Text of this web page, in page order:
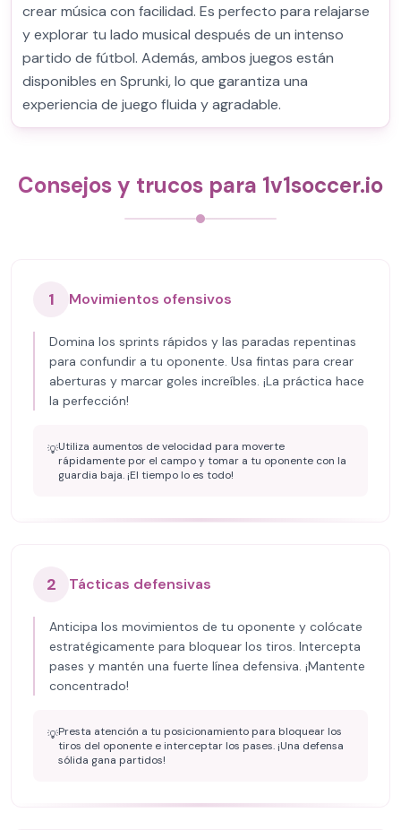
crear música con facilidad. Es perfecto para relajarse
y explorar tu lado musical después de un intenso
partido de fútbol. Además, ambos juegos están
disponibles en Sprunki, lo que garantiza una
experiencia de juego fluida y agradable.
Consejos y trucos para 1v1soccer.io
1 Movimientos ofensivos
Domina los sprints rápidos y las paradas repentinas
para confundir a tu oponente. Usa fintas para crear
aberturas y marcar goles increíbles. ¡La práctica hace
la perfección!
💡Utiliza aumentos de velocidad para moverte
rápidamente por el campo y tomar a tu oponente con la
guardia baja. ¡El tiempo lo es todo!
2 Tácticas defensivas
Anticipa los movimientos de tu oponente y colócate
estratégicamente para bloquear los tiros. Intercepta
pases y mantén una fuerte línea defensiva. ¡Mantente
concentrado!
💡Presta atención a tu posicionamiento para bloquear los
tiros del oponente e interceptar los pases. ¡Una defensa
sólida gana partidos!